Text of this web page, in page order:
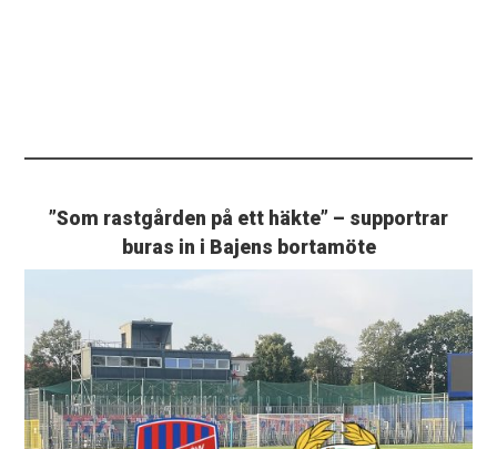
”Som rastgården på ett häkte” – supportrar
buras in i Bajens bortamöte